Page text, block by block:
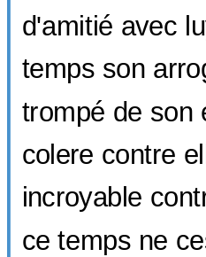
d'amitié avec
temps son
trompé de son
colere contre
incroyable
ce temps ne